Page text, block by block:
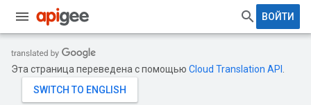
ВОЙТИ
Эта страница переведена с помощью Cloud Translation API